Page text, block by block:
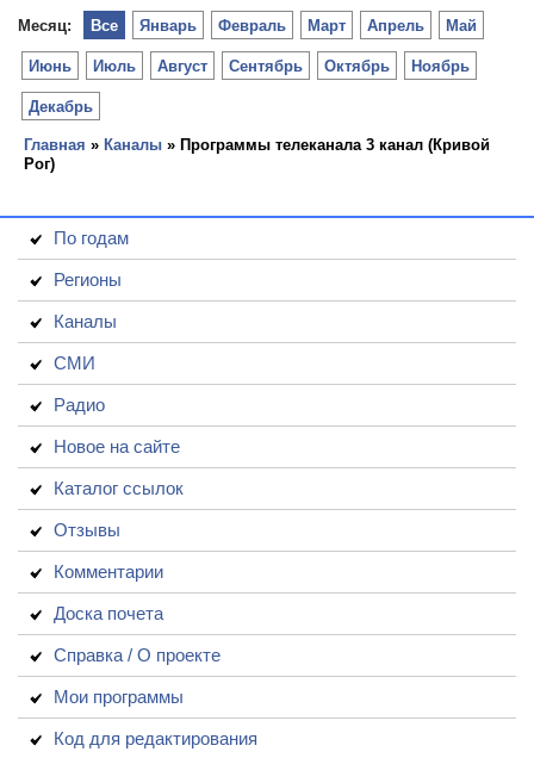
Месяц: Январь Февраль Март Апрель Май
Июнь Июль Август Сентябрь Октябрь Ноябрь
Декабрь
Все
Главная » Каналы » Программы телеканала 3 канал (Кривой
Рог)
По годам
Регионы
Каналы
СМИ
Радио
Новое на сайте
Каталог ссылок
Отзывы
Комментарии
Доска почета
Справка / О проекте
Мои программы
Код для редактирования